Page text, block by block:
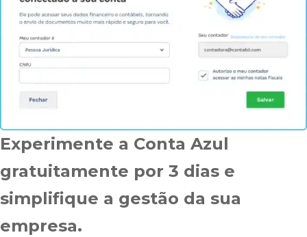
Experimente a Conta Azul
gratuitamente por 3 dias e
simplifique a gestão da sua
empresa.